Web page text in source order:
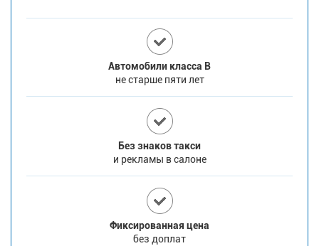
Автомобили класса В
не старше пяти лет
Без знаков такси
и рекламы в салоне
Фиксированная цена
без доплат